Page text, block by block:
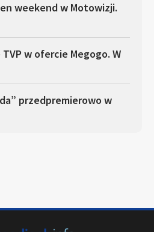
weekend w Motowizji.
w ofercie Megogo. W
przedpremierowo w